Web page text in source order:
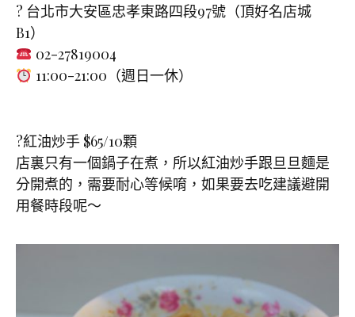
? 台北市大安區忠孝東路四段97號（頂好名店城
B1）
02-27819004
11:00-21:00（週日一休）
?紅油炒手 $65/10顆
店裏只有一個鍋子在煮，所以紅油炒手跟旦旦麵是
分開煮的，需要耐心等候唷，如果要去吃建議避開
用餐時段呢～